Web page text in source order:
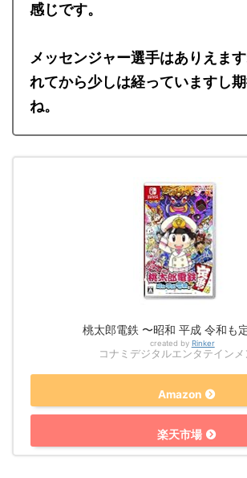
感じです。
メッセンジャー選手はありえま
れてから少しは経っていますし
ね。
桃太郎電鉄 〜昭和 平成 令和も
created by Rinker
コナミデジタルエンタテインメ
Amazon
楽天市場